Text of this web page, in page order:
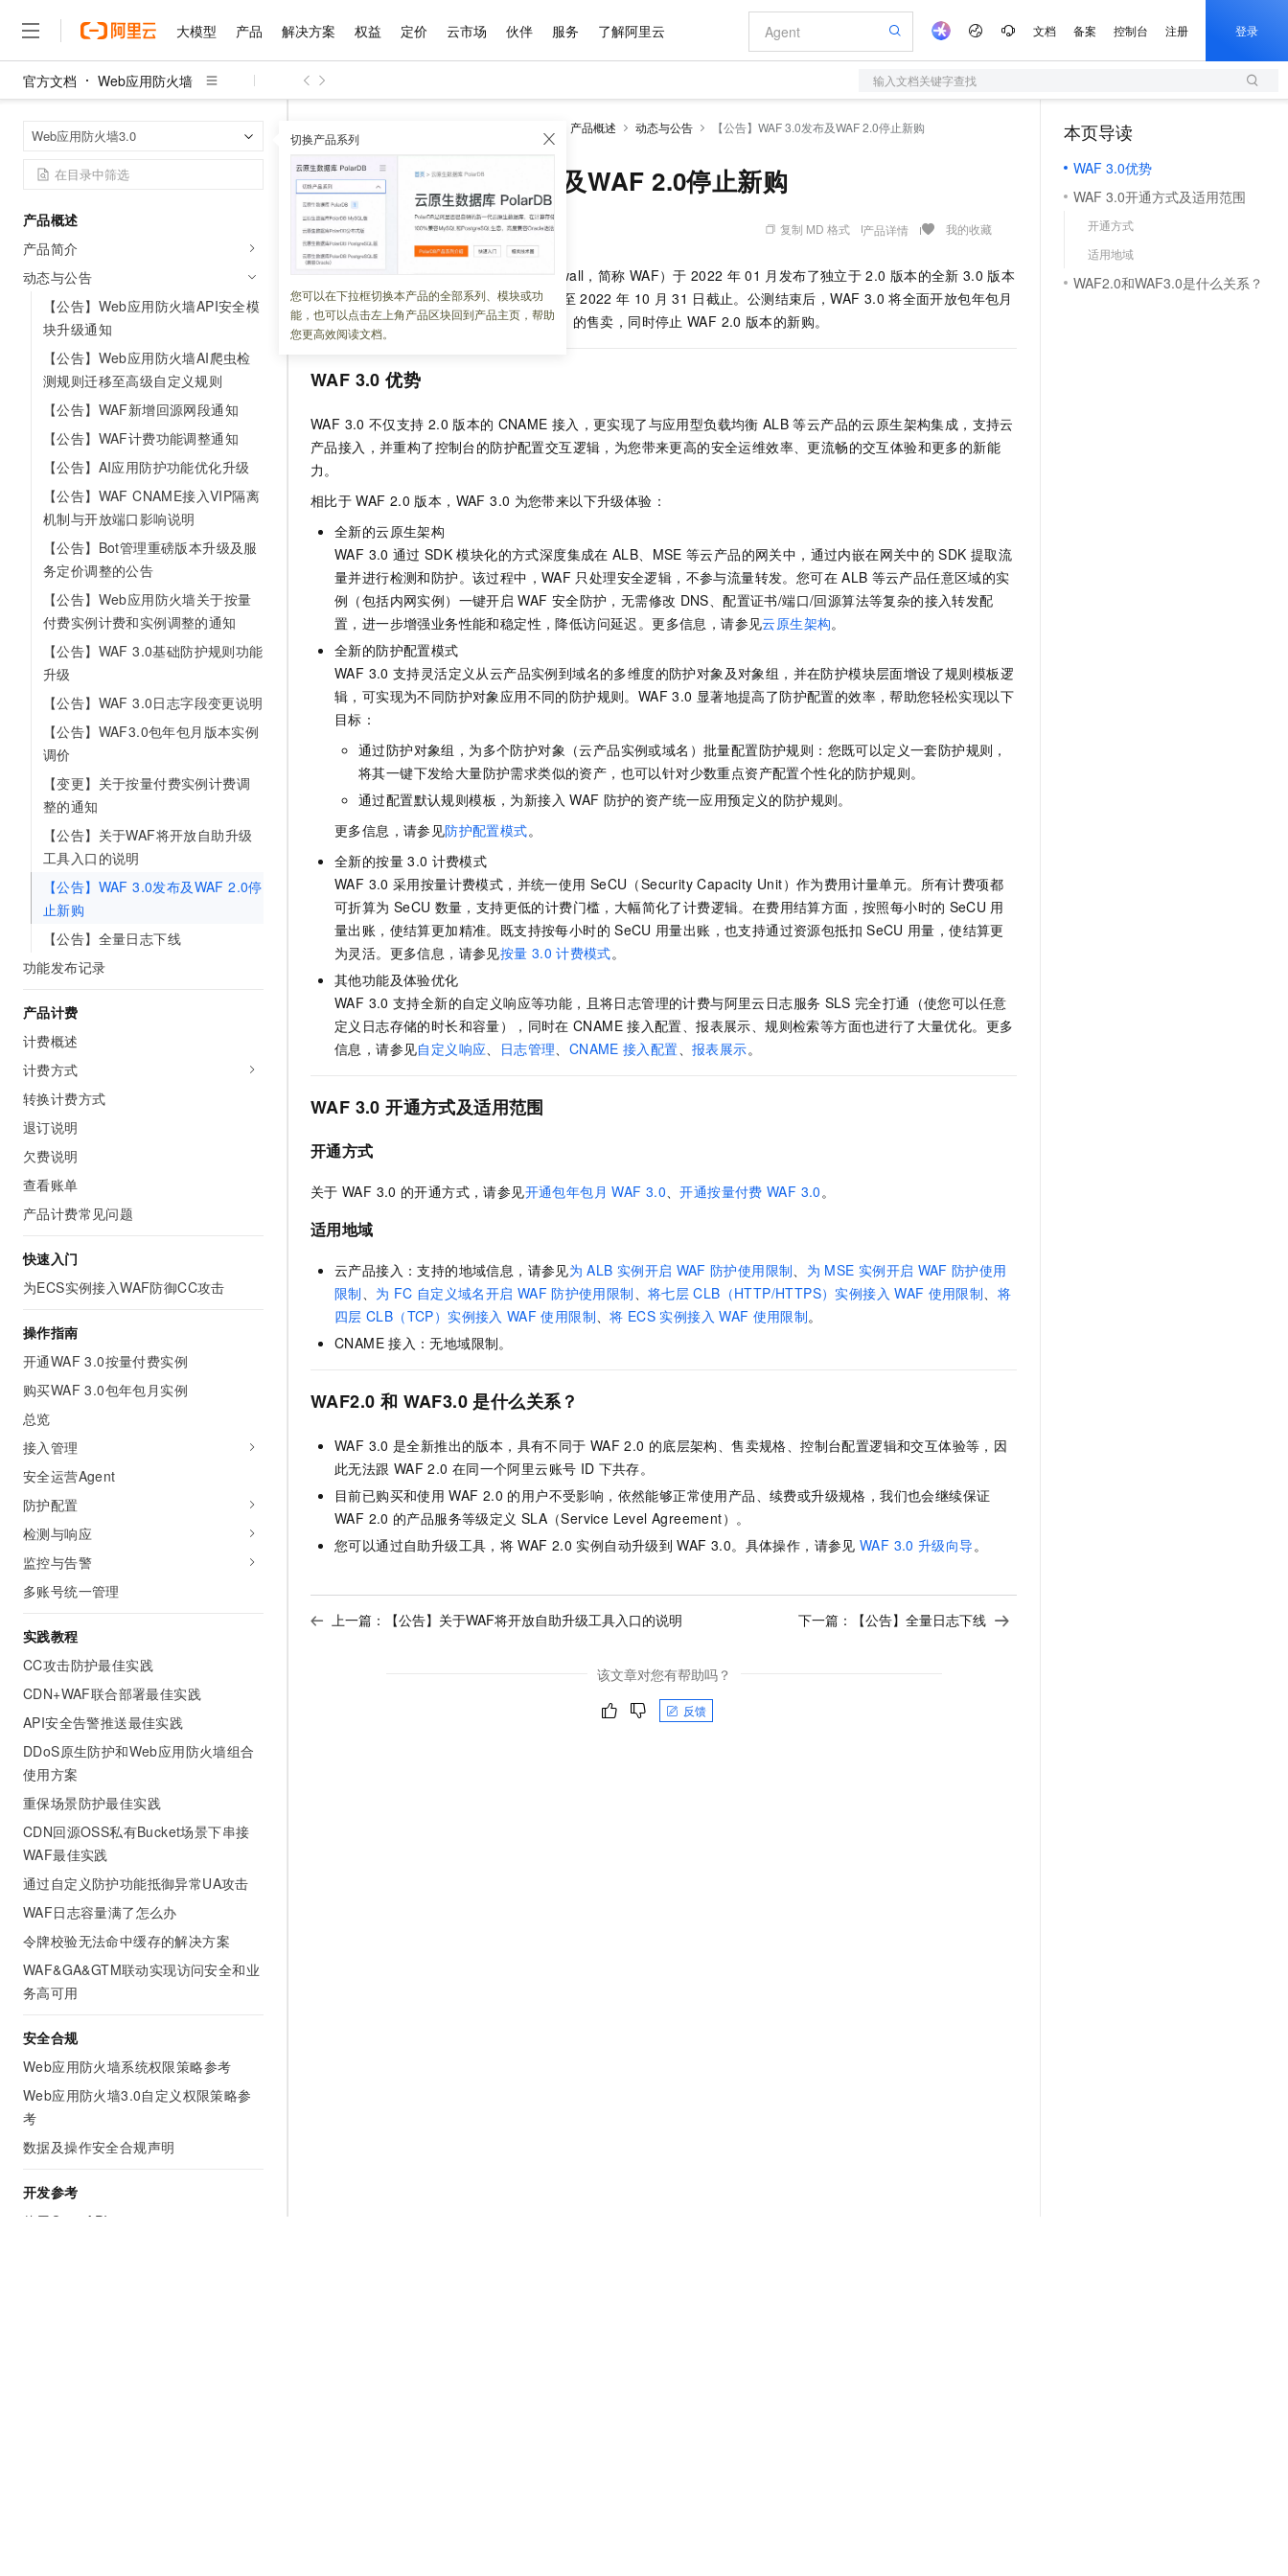
大模型 产品 解决方案 权益 定价 云市场 伙伴 服务 了解阿里云 文档 备案 控制台 注册 登录
官方文档 Web应用防火墙 输入文档关键字查找
Web应用防火墙3.0 切换产品系列
您可以在下拉框切换本产品的全部系列、模块或功
能，也可以点击左上角产品区块回到产品主页，帮助
您更高效阅读文档。
产品概述
产品简介
动态与公告
【公告】Web应用防火墙API安全模
块升级通知
【公告】Web应用防火墙AI爬虫检
测规则迁移至高级自定义规则
【公告】WAF新增回源网段通知
【公告】WAF计费功能调整通知
【公告】AI应用防护功能优化升级
【公告】WAF CNAME接入VIP隔离
机制与开放端口影响说明
【公告】Bot管理重磅版本升级及服
务定价调整的公告
【公告】Web应用防火墙关于按量
付费实例计费和实例调整的通知
【公告】WAF 3.0基础防护规则功能
升级
【公告】WAF 3.0日志字段变更说明
【公告】WAF3.0包年包月版本实例
调价
【变更】关于按量付费实例计费调
整的通知
【公告】关于WAF将开放自助升级
工具入口的说明
【公告】WAF 3.0发布及WAF 2.0停
止新购
【公告】全量日志下线
功能发布记录
产品计费
计费概述
计费方式
转换计费方式
退订说明
欠费说明
查看账单
产品计费常见问题
快速入门
为ECS实例接入WAF防御CC攻击
操作指南
开通WAF 3.0按量付费实例
购买WAF 3.0包年包月实例
总览
接入管理
安全运营Agent
防护配置
检测与响应
监控与告警
多账号统一管理
实践教程
CC攻击防护最佳实践
CDN+WAF联合部署最佳实践
API安全告警推送最佳实践
DDoS原生防护和Web应用防火墙组合
使用方案
重保场景防护最佳实践
CDN回源OSS私有Bucket场景下串接
WAF最佳实践
通过自定义防护功能抵御异常UA攻击
WAF日志容量满了怎么办
令牌校验无法命中缓存的解决方案
WAF&GA&GTM联动实现访问安全和业
务高可用
安全合规
Web应用防火墙系统权限策略参考
Web应用防火墙3.0自定义权限策略参
考
数据及操作安全合规声明
开发参考
使用OpenAPI
产品概述 动态与公告 【公告】WAF 3.0发布及WAF 2.0停止新购
【公告】WAF 3.0发布及WAF 2.0停止新购
更新时间： 2024-12-17 09:44:58 复制 MD 格式 产品详情 我的收藏
应用防火墙（Web Application Firewall，简称 WAF）于 2022 年 01 月发布了独立于 2.0 版本的全新 3.0 版本
（简称 WAF 3.0），并开始公测，公测期至 2022 年 10 月 31 日截止。公测结束后，WAF 3.0 将全面开放包年包月
版本（预付费）和按量付费版本（后付费）的售卖，同时停止 WAF 2.0 版本的新购。
WAF 3.0 优势
WAF 3.0 不仅支持 2.0 版本的 CNAME 接入，更实现了与应用型负载均衡 ALB 等云产品的云原生架构集成，支持云
产品接入，并重构了控制台的防护配置交互逻辑，为您带来更高的安全运维效率、更流畅的交互体验和更多的新能
力。
相比于 WAF 2.0 版本，WAF 3.0 为您带来以下升级体验：
全新的云原生架构
WAF 3.0 通过 SDK 模块化的方式深度集成在 ALB、MSE 等云产品的网关中，通过内嵌在网关中的 SDK 提取流
量并进行检测和防护。该过程中，WAF 只处理安全逻辑，不参与流量转发。您可在 ALB 等云产品任意区域的实
例（包括内网实例）一键开启 WAF 安全防护，无需修改 DNS、配置证书/端口/回源算法等复杂的接入转发配
置，进一步增强业务性能和稳定性，降低访问延迟。更多信息，请参见云原生架构。
全新的防护配置模式
WAF 3.0 支持灵活定义从云产品实例到域名的多维度的防护对象及对象组，并在防护模块层面增设了规则模板逻
辑，可实现为不同防护对象应用不同的防护规则。WAF 3.0 显著地提高了防护配置的效率，帮助您轻松实现以下
目标：
通过防护对象组，为多个防护对象（云产品实例或域名）批量配置防护规则：您既可以定义一套防护规则，
将其一键下发给大量防护需求类似的资产，也可以针对少数重点资产配置个性化的防护规则。
通过配置默认规则模板，为新接入 WAF 防护的资产统一应用预定义的防护规则。
更多信息，请参见防护配置模式。
全新的按量 3.0 计费模式
WAF 3.0 采用按量计费模式，并统一使用 SeCU（Security Capacity Unit）作为费用计量单元。所有计费项都
可折算为 SeCU 数量，支持更低的计费门槛，大幅简化了计费逻辑。在费用结算方面，按照每小时的 SeCU 用
量出账，使结算更加精准。既支持按每小时的 SeCU 用量出账，也支持通过资源包抵扣 SeCU 用量，使结算更
为灵活。更多信息，请参见按量 3.0 计费模式。
其他功能及体验优化
WAF 3.0 支持全新的自定义响应等功能，且将日志管理的计费与阿里云日志服务 SLS 完全打通（使您可以任意
定义日志存储的时长和容量），同时在 CNAME 接入配置、报表展示、规则检索等方面也进行了大量优化。更多
信息，请参见自定义响应、 日志管理、 CNAME 接入配置、报表展示。
WAF 3.0 开通方式及适用范围
开通方式
关于 WAF 3.0 的开通方式，请参见开通包年包月 WAF 3.0 、开通按量付费 WAF 3.0 。
适用地域
云产品接入：支持的地域信息，请参见为 ALB 实例开启 WAF 防护使用限制 为 MSE 实例开启 WAF 防护使用
限制
为 FC 自定义域名开启 WAF 防护使用限制 、将七层 CLB（HTTP/HTTPS）实例接入 WAF 使用限制
将
四层 CLB（TCP）实例接入 WAF 使用限制 、将 ECS 实例接入 WAF 使用限制。
CNAME 接入：无地域限制。
WAF2.0 和 WAF3.0 是什么关系？
WAF 3.0 是全新推出的版本，具有不同于 WAF 2.0 的底层架构、售卖规格、控制台配置逻辑和交互体验等，因
此无法跟 WAF 2.0 在同一个阿里云账号 ID 下共存。
目前已购买和使用 WAF 2.0 的用户不受影响，依然能够正常使用产品、续费或升级规格，我们也会继续保证
WAF 2.0 的产品服务等级定义 SLA（Service Level Agreement）。
您可以通过自助升级工具，将 WAF 2.0 实例自动升级到 WAF 3.0。具体操作，请参见 WAF 3.0 升级向导 。
上一篇： 【公告】关于WAF将开放自助升级工具入口的说明 下一篇： 【公告】全量日志下线
该文章对您有帮助吗？
反馈
本页导读
WAF 3.0优势
WAF 3.0开通方式及适用范围
开通方式
适用地域
WAF2.0和WAF3.0是什么关系？
大模型
大模型服务平台百炼
大模型
文本生成
Qwen3.8-Max HOT
智能体时代全能旗舰模型
能看、能想、能动手的多模态智能体模型
Qwen3-VL-Plus
Kimi-K3 NEW
Kimi 最新旗舰模型，长程编程与推理利器
GLM-5.2
1M上下文，专为长程任务能力而生
HappyHorse-1.1-T2V
让文字生成流畅细腻的高质量视频
Wan2.7-T2V
文戏情感细腻自然，动作戏激烈拳拳到肉，实现更强表演能力
语音识别与合成
Qwen3-TTS-Flash
大模型服务
千问AI平台-Token Plan NEW
个人版上线、团队版降价；千问3.8-Max首发发尝鲜
千问AI平台-模型体验
在线体验全尺寸、多种模态的模型效果
Happy 系列大模型
新一代 AI 视频生成模型，深度适配广告营销等场景
AI 应用构建
大模型服务平台百炼-应用模版
丰富多元化的应用模版和解决方案
大模型服务平台百炼-智能体
灵活可视化地构建企业级 Agent
人工智能平台 PAI
AI Native 的算法工程平台，一站式完成建模、训练、推理服务部署
Qoder HOT
面向真实软件的智能体编程平台
万有无界
秒悟
云端极速 AI 应用创作平台
大模型解决方案
快速部署 Dify，高效搭建 AI 应用
依托云原生高可用架构,实现Dify私有化部署
10 分钟在聊天系统中增加一个 AI 助手
在企业官网、通讯软件中为客户提供 AI 客服
10分钟微调：让0.6B模型媲美235B模型
多种方案随心选，轻松解锁专属 DeepSeek
多模态数据信息提取
通过自然语言交互简化开发流程,全栈开发支持
产品
精选产品
人工智能与机器学习
容器
存储
网络与CDN
安全
中间件
数据库
大数据计算
媒体服务
企业服务与云通信
域名与网站
终端用户计算
Serverless
开发工具
迁移与运维管理
专有云
精选产品
大模型服务平台百炼
大模型服务与应用平台
千问大模型
多元化、高性能、安全可靠的大模型服务
无影云电脑
随时随地安全接入的云上超级电脑
云解析DNS
云原生大数据计算服务 MaxCompute
域名与网站
提供智能易用的域名与建站服务
对象存储 OSS
人工智能平台 PAI
一站式AI开发、训练和推理服务
Qoder CN
全托管，含MySQL、PostgreSQL、SQL Server、MariaDB多引擎
Qoder
面向真实软件的智能体编程平台
云原生数据库 PolarDB
轻量应用服务器
数字证书管理服务（原SSL证书）
实现全站 HTTPS，呈现可信的 Web 访问
国内短信简单易用，安全可靠，秒级触达，全球覆盖200+国家和地区。
解决方案
精选解决方案
AI
大数据
现代化应用
安全
网络
可观测
上云与迁云
企业出海
政企业务
精选解决方案
睿译宝，AI翻译排版一步到位
上传文档即自动完成翻译和格式还原
GLM-5.2：长任务时代开源旗舰模型
真正可用的 1M 上下文,一次完成代码全链路开发
Hermes Agent，打造自进化智能体
自主进化，持久记忆，越用越聪明
快速拥有专属 OpenClaw
Qwen-Audio-3.0-Realtime 端到端实时语音角色扮演
即刻拥有 DeepSeek-V4-Pro
轻松解锁专属 DeepSeek-V4-Pro
5 分钟轻松部署专属 QwenPaw
从聊天伙伴进化为能主动干活的本地数字员工
Claude Code + GStack 打造工程团队
一键购买专属联机服务器，轻松开启游戏
高效搭建 AI 智能体与工作流应用
通过阿里云百炼高效搭建AI应用,助力高效开发
低代码高效构建企业门户网站
Agency Agents：拥有专属领域专家
HappyHorse 打造一站式影视创作平台
漫剧工坊：一站式动画创作平台
快速生产连贯的高质量长漫剧
权益 普惠上云
普惠上云 官方力荐
云服务器38元/年起，超值低价云产品抢先购
官方推荐返现计划
推荐新用户得奖励，单订单最高返9万
云工开物
高校专属算力普惠，学生认证享300元代金券
免费试用
解决方案免费试用 新老同享
AI 产品 免费试用
1亿+ 大模型 tokens 和 30+ 款产品免费体验
140+云产品 免费试用
产品新客免费试用，最长12个月
大模型ACA认证体验
助力企业全员 AI 认知与能力提升
AI 特惠
智启 AI 普惠权益
至高享 1亿+免费 tokens，加速 Al 应用落地
阿里云 OPC 创新助力计划
至高百万元 Token 补贴，加速一人公司成长
Token Plan 模型订阅计划
Qwen3.8-Max 首发尝鲜，限时加量 10 倍，夜间低至2折
千问办公，限时限量积分加倍 NEW
Night Plan 支持 Qwen 3.8-Max NEW
AI 场景体验
从图文生成到视频创作，一键激活电商全链路生产力
AI 广告创作
图文、视频一站生成，高效打造优质广告素材
AI 建站
AI 办公
AI 活动
AI 生产力先锋
先锋实践拓展 AI 生产力的边界
飞天发布时刻
所见，即是所愿
从基础到进阶，Agent 创客手把手教你
定价 产品定价
了解云产品的定价详情
云上成本管理
管理和优化成本
价格计算器
自助选配和估算价格
价格优势
推动算力普惠，释放技术红利
配置报价器
阿里云 OPC 创新助力计划
Token 补贴，五大权
益加速 OPC 成功
云市场 精选商城
网站建设
多端小程序
Salesforce 国际版订阅
友盟天域
观测云
Tuya 物联网平台阿里云版
电子合同
畅捷通
Tableau 订阅
AI空中课堂在线直播课堂（旗舰版）
生态解决方案
行业生态解决方案
开发者生态解决方案
AI 开发和 AI 应用解决方案
数据与 API
数据集
手机三要素
身份实名认证
短信
OCR 文字识别
发票查验
天气预报查询
企业应用
OA 办公系统
财税管理
400电话
基础软件
宝塔 Linux
JAVA
全能环境
Ubuntu
Red Hat
建站小程序
模板建站
定制建站
定制小程序
建站系统
专业服务
上云迁移
伙伴 成为销售伙伴
分销伙伴
咨询伙伴
销售伙伴合作计划
Salesforce On Alibaba Cloud
Consulting Partner 合作计划
成为产品伙伴
产品生态集成认证中心
产品生态伙伴
产品生态伙伴工作台
产品伙伴合作计划
弹性计算合作计划
云网络合作计划
Salesforce On Alibaba Cloud ISV 合作
服务生态伙伴
服务伙伴合作计划
Al MaaS 服务伙伴赋能合作
伙伴信用分合作计划
合作伙伴培训与认证
服务 售前咨询
在线服务
售后服务
自助服务
工单服务
短信专区
企业增值服务
企业支持计划
专家技术服务
企业增值服务台
企业成长
服务实践
阿里云认证
全部认证
信息公告
官网公告
开发者社区
了解阿里云 为什么选择阿里云
什么是云计算
技术领先
稳定可靠
安全合规
分析师报告
研究报告与白皮书
天池大赛
AI 算法大赛
云开发大赛
最佳实践
云上春晚
云上奥运之旅
云栖战略参考
云上的中国
看见新力量
金融模力时刻
客户案例
市场活动
阿里云中企出海大会
魔搭 ModelScope
云工开物
加入我们